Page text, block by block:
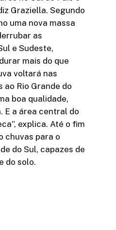
Graziella. Segundo
uma nova massa
as
e Sudeste,
mais do que
voltará nas
ao Rio Grande do
boa qualidade,
E a área central do
explica. Até o fim
chuvas para o
do Sul, capazes de
do solo.